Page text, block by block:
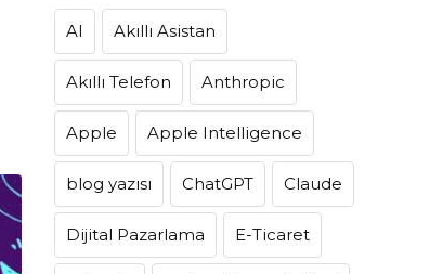
AI Akıllı Asistan
Akıllı Telefon Anthropic
Apple Apple Intelligence
blog yazısı ChatGPT Claude
Dijital Pazarlama E-Ticaret